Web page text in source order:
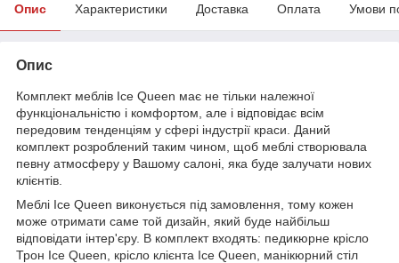
Опис Характеристики Доставка Оплата Умови
Опис
Комплект меблів Ice Queen має не тільки належної
функціональністю і комфортом, але і відповідає всім
передовим тенденціям у сфері індустрії краси. Даний
комплект розроблений таким чином, щоб меблі створювала
певну атмосферу у Вашому салоні, яка буде залучати нових
клієнтів.
Меблі Ice Queen виконується під замовлення, тому кожен
може отримати саме той дизайн, який буде найбільш
відповідати інтер'єру. В комплект входять: педикюрне крісло
Трон Ice Queen, крісло клієнта Ice Queen, манікюрний стіл